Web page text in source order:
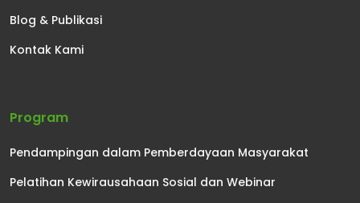
Blog & Publikasi
Kontak Kami
Program
Pendampingan dalam Pemberdayaan Masyarakat
Pelatihan Kewirausahaan Sosial dan Webinar